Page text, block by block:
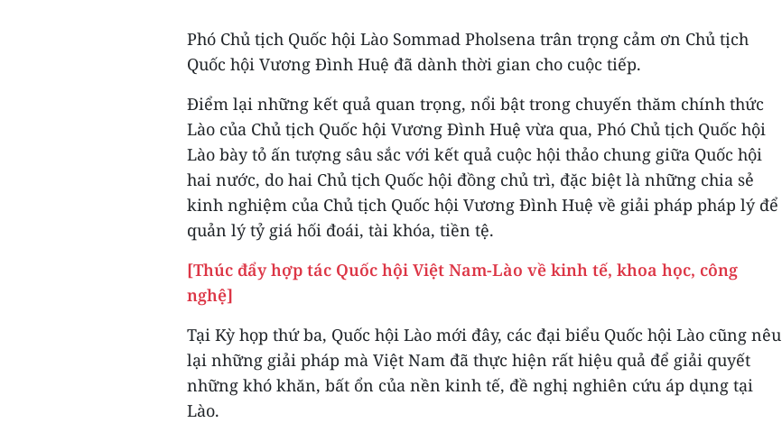
Phó Chủ tịch Quốc hội Lào Sommad Pholsena trân trọng cảm ơn Chủ tịch
Quốc hội Vương Đình Huệ đã dành thời gian cho cuộc tiếp.
Điểm lại những kết quả quan trọng, nổi bật trong chuyến thăm chính thức
Lào của Chủ tịch Quốc hội Vương Đình Huệ vừa qua, Phó Chủ tịch Quốc hội
Lào bày tỏ ấn tượng sâu sắc với kết quả cuộc hội thảo chung giữa Quốc hội
hai nước, do hai Chủ tịch Quốc hội đồng chủ trì, đặc biệt là những chia sẻ
kinh nghiệm của Chủ tịch Quốc hội Vương Đình Huệ về giải pháp pháp lý để
quản lý tỷ giá hối đoái, tài khóa, tiền tệ.
[Thúc đẩy hợp tác Quốc hội Việt Nam-Lào về kinh tế, khoa học, công
nghệ]
Tại Kỳ họp thứ ba, Quốc hội Lào mới đây, các đại biểu Quốc hội Lào cũng nêu
lại những giải pháp mà Việt Nam đã thực hiện rất hiệu quả để giải quyết
những khó khăn, bất ổn của nền kinh tế, đề nghị nghiên cứu áp dụng tại
Lào.